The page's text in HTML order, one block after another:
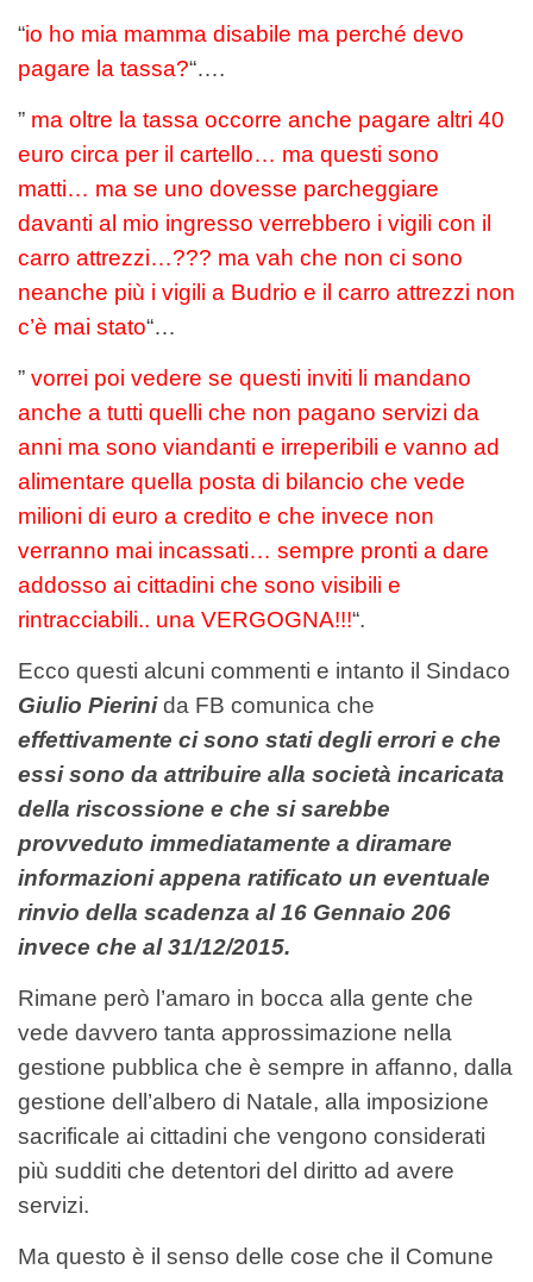
“io ho mia mamma disabile ma perché devo
pagare la tassa?“….
” ma oltre la tassa occorre anche pagare altri 40
euro circa per il cartello… ma questi sono
matti… ma se uno dovesse parcheggiare
davanti al mio ingresso verrebbero i vigili con il
carro attrezzi…??? ma vah che non ci sono
neanche più i vigili a Budrio e il carro attrezzi non
c’è mai stato“…
” vorrei poi vedere se questi inviti li mandano
anche a tutti quelli che non pagano servizi da
anni ma sono viandanti e irreperibili e vanno ad
alimentare quella posta di bilancio che vede
milioni di euro a credito e che invece non
verranno mai incassati… sempre pronti a dare
addosso ai cittadini che sono visibili e
rintracciabili.. una VERGOGNA!!!“.
Ecco questi alcuni commenti e intanto il Sindaco
Giulio Pierinida FB comunica che
effettivamente ci sono stati degli errori e che
essi sono da attribuire alla società incaricata
della riscossione e che si sarebbe
provveduto immediatamente a diramare
informazioni appena ratificato un eventuale
rinvio della scadenza al 16 Gennaio 206
invece che al 31/12/2015.
Rimane però l’amaro in bocca alla gente che
vede davvero tanta approssimazione nella
gestione pubblica che è sempre in affanno, dalla
gestione dell’albero di Natale, alla imposizione
sacrificale ai cittadini che vengono considerati
più sudditi che detentori del diritto ad avere
servizi.
Ma questo è il senso delle cose che il Comune